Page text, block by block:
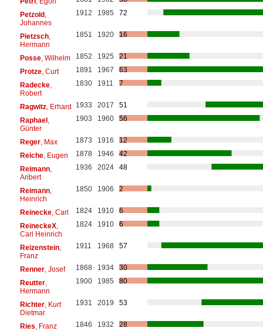
Petzold,
Johannes
1912 1985 72
Pietzsch,
Hermann
1851 1920 16
Posse, Wilhelm 1852 1925
21
Protze, Curt 1891 1967
63
Radecke,
Robert
1830 1911 7
Ragwitz, Erhard 1933 2017
51
Raphael,
Günter
1903 1960 56
Reger, Max 1873 1916
12
Reiche, Eugen 1878 1946
42
Reimann,
Aribert
1936 2024 48
Reimann,
Heinrich
1850 1906 2
Reinecke, Carl 1824 1910
6
ReineckeX,
Carl Heinrich
1824 1910 6
Reizenstein,
Franz
1911 1968 57
Renner, Josef 1868 1934
30
Reutter,
Hermann
1900 1985 80
Richter, Kurt
Dietmar
1931 2019 53
Ries , Franz 1846 1932
28